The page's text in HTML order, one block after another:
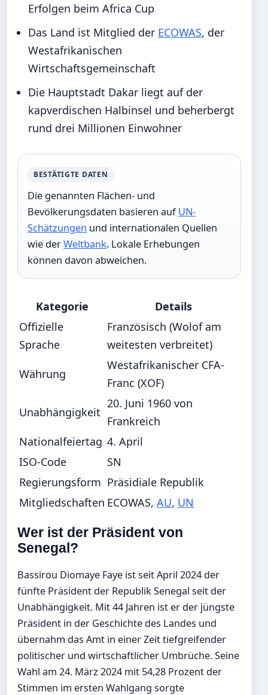
Erfolgen beim Africa Cup
Das Land ist Mitglied der ECOWAS, der
Westafrikanischen
Wirtschaftsgemeinschaft
Die Hauptstadt Dakar liegt auf der
kapverdischen Halbinsel und beherbergt
rund drei Millionen Einwohner
BESTÄTIGTE DATEN
Die genannten Flächen- und
Bevölkerungsdaten basieren aufUN-
Schätzungen und internationalen Quellen
wie derWeltbank. Lokale Erhebungen
können davon abweichen.
Kategorie
Details
Offizielle
Sprache
Französisch (Wolof am
weitesten verbreitet)
Währung
Westafrikanischer CFA-
Franc (XOF)
Unabhängigkeit
20. Juni 1960 von
Frankreich
Nationalfeiertag 4. April
ISO-Code
SN
Regierungsform Präsidiale Republik
Mitgliedschaften ECOWAS, AU, UN
Wer ist der Präsident von
Senegal?
Bassirou Diomaye Faye ist seit April 2024 der
fünfte Präsident der Republik Senegal seit der
Unabhängigkeit. Mit 44 Jahren ist er der jüngste
Präsident in der Geschichte des Landes und
übernahm das Amt in einer Zeit tiefgreifender
politischer und wirtschaftlicher Umbrüche. Seine
Wahl am 24. März 2024 mit 54,28 Prozent der
Stimmen im ersten Wahlgang sorgte